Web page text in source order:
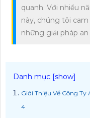
quanh. Với nhiều
này, chúng tôi
những giải pháp
Giới Thiệu Về Công
4